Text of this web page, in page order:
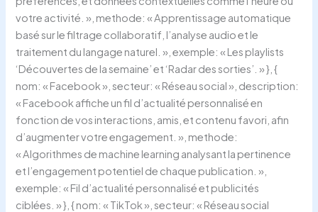
votre activité. », methode: « Apprentissage automatique
basé sur le filtrage collaboratif, l’analyse audio et le
traitement du langage naturel. », exemple: « Les playlists
‘Découvertes de la semaine’ et ‘Radar des sorties’. » }, {
nom: « Facebook », secteur: « Réseau social », description:
« Facebook affiche un fil d’actualité personnalisé en
fonction de vos interactions, amis, et contenu favori, afin
d’augmenter votre engagement. », methode:
« Algorithmes de machine learning analysant la pertinence
et l’engagement potentiel de chaque publication. »,
exemple: « Fil d’actualité personnalisé et publicités
ciblées. » }, { nom: « TikTok », secteur: « Réseau social